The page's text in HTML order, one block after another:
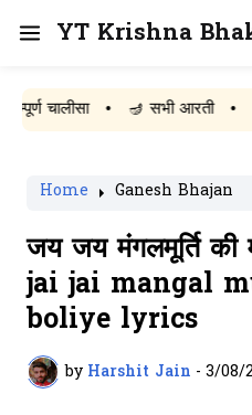
YT Krishna
• 🪔 सभी आरती • 🎵
Home Ganesh Bhajan
जय जय मंगलमूर्ति की
jai jai mangal
boliye lyrics
by Harshit Jain - 3/08/